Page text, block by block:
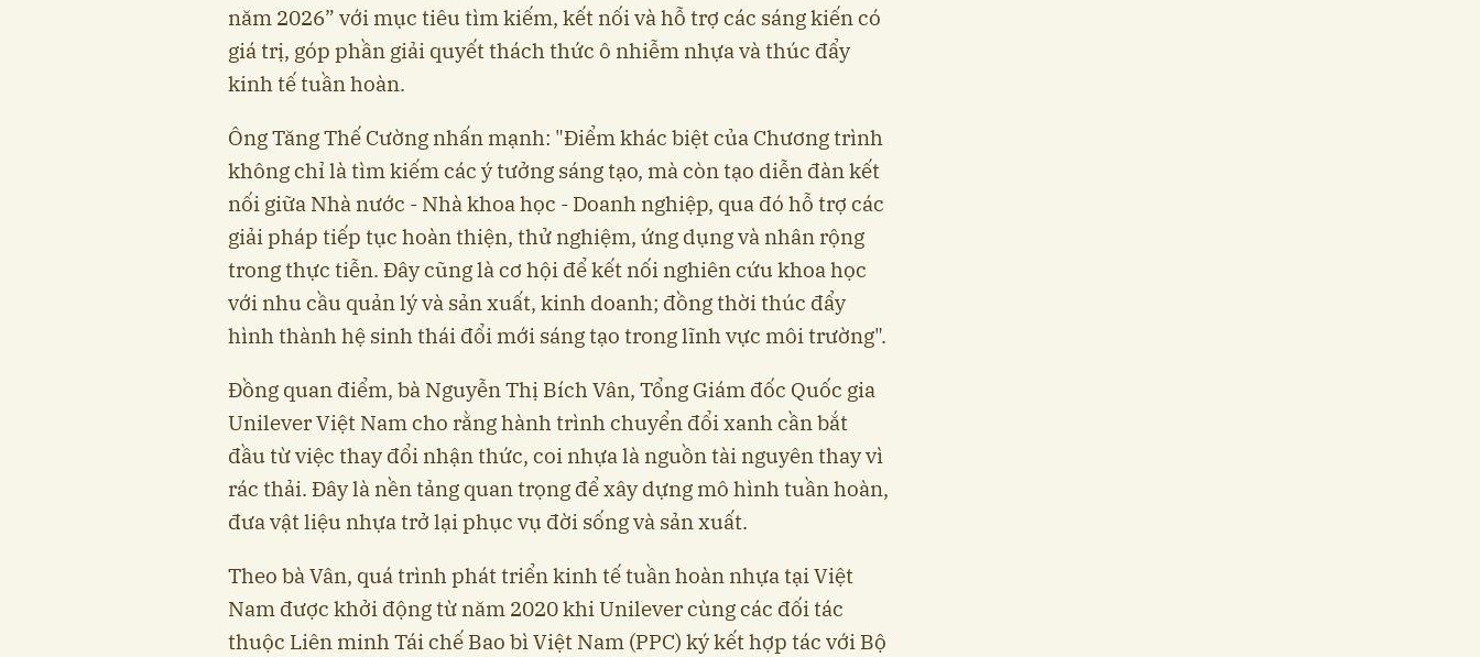
năm 2026” với mục tiêu tìm kiếm, kết nối và hỗ trợ các sáng kiến có
giá trị, góp phần giải quyết thách thức ô nhiễm nhựa và thúc đẩy
kinh tế tuần hoàn.
Ông Tăng Thế Cường nhấn mạnh: "Điểm khác biệt của Chương trình
không chỉ là tìm kiếm các ý tưởng sáng tạo, mà còn tạo diễn đàn kết
nối giữa Nhà nước - Nhà khoa học - Doanh nghiệp, qua đó hỗ trợ các
giải pháp tiếp tục hoàn thiện, thử nghiệm, ứng dụng và nhân rộng
trong thực tiễn. Đây cũng là cơ hội để kết nối nghiên cứu khoa học
với nhu cầu quản lý và sản xuất, kinh doanh; đồng thời thúc đẩy
hình thành hệ sinh thái đổi mới sáng tạo trong lĩnh vực môi trường".
Đồng quan điểm, bà Nguyễn Thị Bích Vân, Tổng Giám đốc Quốc gia
Unilever Việt Nam cho rằng hành trình chuyển đổi xanh cần bắt
đầu từ việc thay đổi nhận thức, coi nhựa là nguồn tài nguyên thay vì
rác thải. Đây là nền tảng quan trọng để xây dựng mô hình tuần hoàn,
đưa vật liệu nhựa trở lại phục vụ đời sống và sản xuất.
Theo bà Vân, quá trình phát triển kinh tế tuần hoàn nhựa tại Việt
Nam được khởi động từ năm 2020 khi Unilever cùng các đối tác
thuộc Liên minh Tái chế Bao bì Việt Nam (PPC) ký kết hợp tác với Bộ